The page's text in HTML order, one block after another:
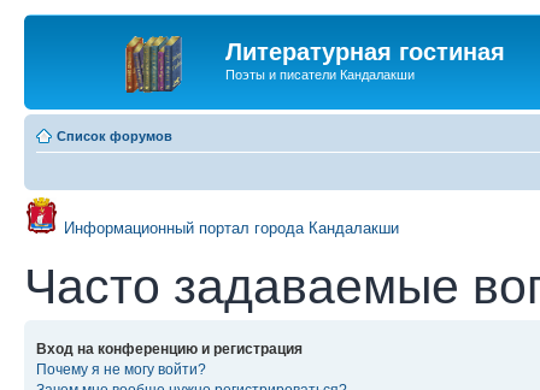
Литературная гостиная
Поэты и писатели Кандалакши
Список форумов
Информационный портал города Кандалакши
Часто задаваемые
Вход на конференцию и регистрация
Почему я не могу войти?